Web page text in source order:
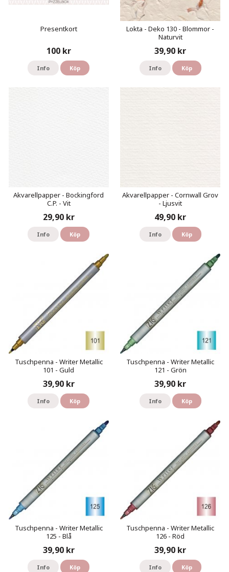
Presentkort
100 kr
Info Köp
Lokta - Deko 130 - Blommor -
Naturvit
39,90 kr
Info Köp
Akvarellpapper - Bockingford
C.P. - Vit
29,90 kr
Info Köp
Akvarellpapper - Cornwall Grov
- Ljusvit
49,90 kr
Info Köp
Tuschpenna - Writer Metallic
101 - Guld
39,90 kr
Info Köp
Tuschpenna - Writer Metallic
121 - Grön
39,90 kr
Info Köp
Tuschpenna - Writer Metallic
125 - Blå
39,90 kr
Info Köp
Tuschpenna - Writer Metallic
126 - Röd
39,90 kr
Info Köp